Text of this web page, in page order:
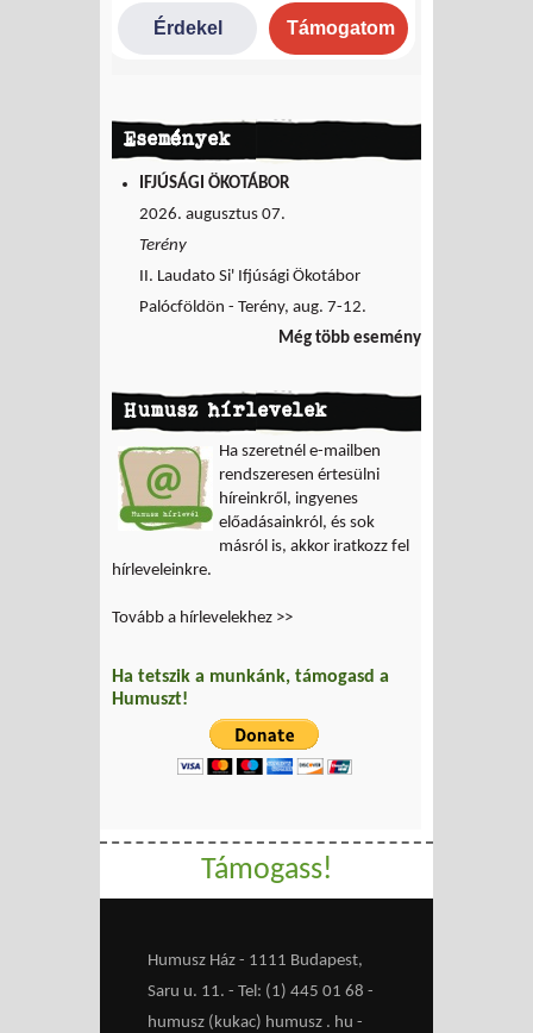
Események
IFJÚSÁGI ÖKOTÁBOR
2026. augusztus 07.
Terény
II. Laudato Si' Ifjúsági Ökotábor
Palócföldön - Terény, aug. 7-12.
Még több esemény
Humusz hírlevelek
Ha szeretnél e-mailben
rendszeresen értesülni
híreinkről, ingyenes
előadásainkról, és sok
másról is, akkor iratkozz fel
hírleveleinkre.
Tovább a hírlevelekhez >>
Ha tetszik a munkánk, támogasd a
Humuszt!
Támogass!
Humusz Ház - 1111 Budapest,
Saru u. 11. - Tel: (1) 445 01 68 -
humusz (kukac) humusz . hu -